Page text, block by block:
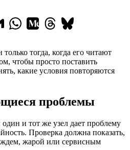
тогда, когда его читают
чтобы просто поставить
какие условия повторяются
проблемы
и тот же узел дает проблему
Проверка должна показать,
жарой или сервисным